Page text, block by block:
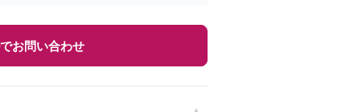
お問い合わせ